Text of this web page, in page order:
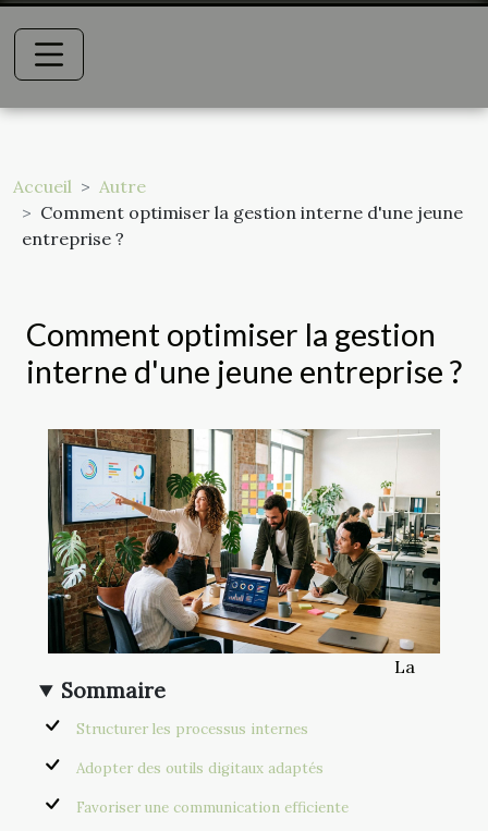
Accueil
Autre
Comment optimiser la gestion interne d'une jeune
entreprise ?
Comment optimiser la gestion
interne d'une jeune entreprise ?
Sommaire
Structurer les processus internes
Adopter des outils digitaux adaptés
Favoriser une communication efficiente
La